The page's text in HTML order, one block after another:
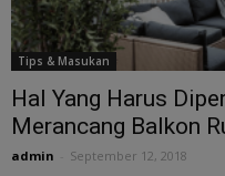
Tips & Masukan
Hal Yang Harus
Merancang Balkon
admin September 12, 2018